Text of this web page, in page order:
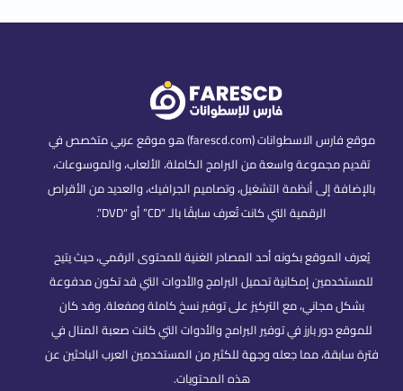
موقع فارس الاسطوانات (farescd.com) هو موقع عربي متخصص في
تقديم مجموعة واسعة من البرامج الكاملة، الألعاب، والموسوعات،
بالإضافة إلى أنظمة التشغيل، وتصاميم الجرافيك، والعديد من الأقراص
الرقمية التي كانت تُعرف سابقًا بالـ “CD” أو “DVD”.
يُعرف الموقع بكونه أحد المصادر الغنية للمحتوى الرقمي، حيث يتيح
للمستخدمين إمكانية تحميل البرامج والأدوات التي قد تكون مدفوعة
بشكل مجاني، مع التركيز على توفير نسخ كاملة ومفعلة. وقد كان
للموقع دور بارز في توفير البرامج والأدوات التي كانت صعبة المنال في
فترة سابقة، مما جعله وجهة للكثير من المستخدمين العرب الباحثين عن
هذه المحتويات.